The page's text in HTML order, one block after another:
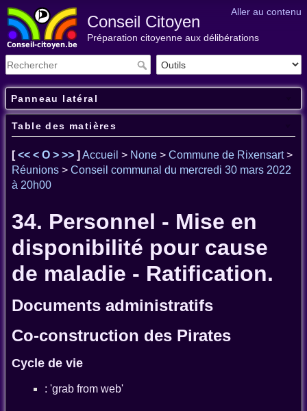
Aller au contenu
Conseil Citoyen
Préparation citoyenne aux délibérations
Panneau latéral
Table des matières
[<< < O > >> ] Accueil > None > Commune de Rixensart>
Réunions > Conseil communal du mercredi 30 mars 2022
à 20h00
34. Personnel - Mise en
disponibilité pour cause
de maladie - Ratification.
Documents administratifs
Co-construction des Pirates
Cycle de vie
: 'grab from web'